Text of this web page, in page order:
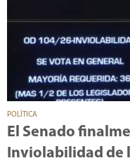
POLÍTICA
El Senado
Inviolabilidad de